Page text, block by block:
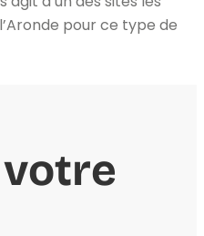
pour ce type de